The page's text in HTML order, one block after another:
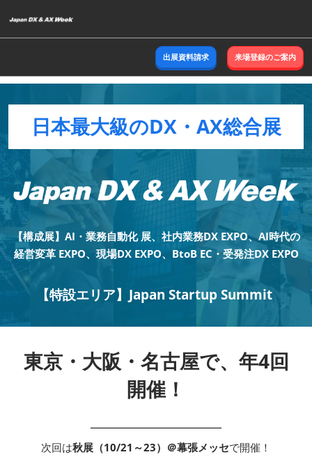
キ
ッ
し
出展資料請求 来場登録のご案内
日本最大級のDX・AX総合展
【構成展】AI・業務自動化 展、社内業務DX EXPO、AI時代の
経営変革 EXPO、現場DX EXPO、BtoB EC・受発注DX EXPO
【特設エリア】Japan Startup Summit
東京・大阪・名古屋で、年4回
開催！
次回は秋展（10/21～23）＠幕張メッセで開催！